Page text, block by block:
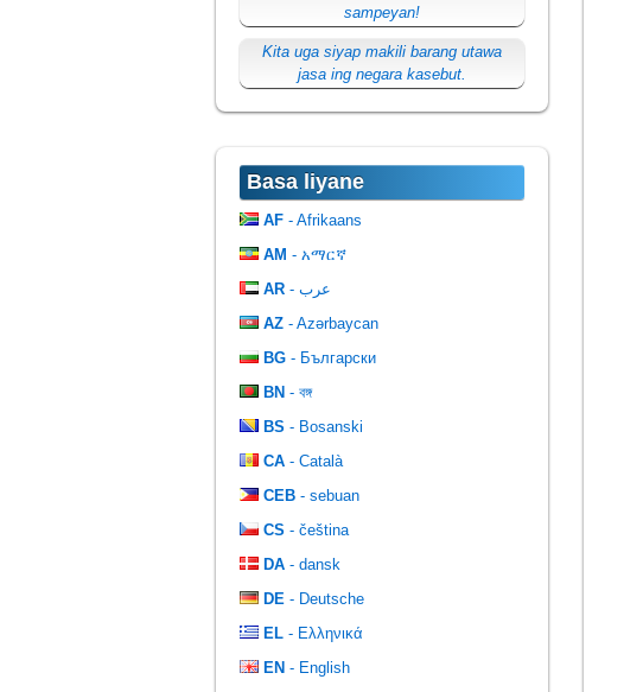
sampeyan!
Kita uga siyap makili barang utawa
jasa ing negara kasebut.
Basa liyane
AF - Afrikaans
AM - አማርኛ
AR
- عرب
AZ - Azərbaycan
BG - Български
BN - বঙ্গ
BS - Bosanski
CA - Català
CEB - sebuan
CS - čeština
DA - dansk
DE - Deutsche
EL - Ελληνικά
EN - English